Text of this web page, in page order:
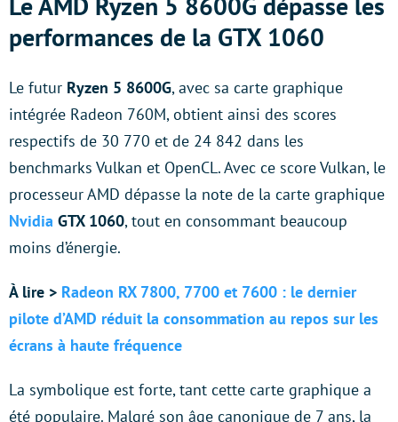
performances de la GTX 1060
Le futur Ryzen 5 8600G, avec sa carte graphique
intégrée Radeon 760M, obtient ainsi des scores
respectifs de 30 770 et de 24 842 dans les
benchmarks Vulkan et OpenCL. Avec ce score Vulkan, le
processeur AMD dépasse la note de la carte graphique
Nvidia GTX 1060, tout en consommant beaucoup
moins d’énergie.
À lire > Radeon RX 7800, 7700 et 7600 : le dernier
pilote d’AMD réduit la consommation au repos sur les
écrans à haute fréquence
La symbolique est forte, tant cette carte graphique a
été populaire. Malgré son âge canonique de 7 ans, la